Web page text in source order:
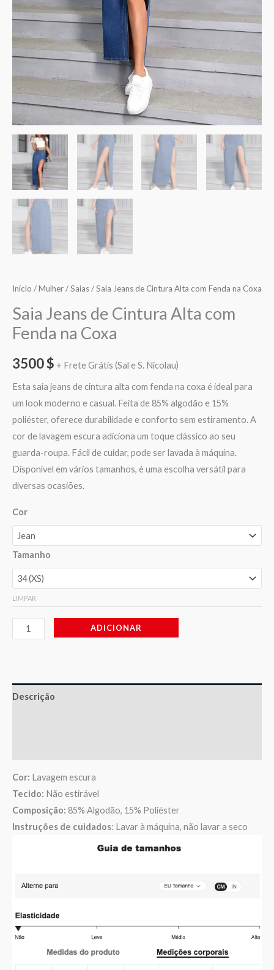
Início /Mulher/Saias/ Saia Jeans de Cintura Alta com Fenda na Coxa
Saia Jeans de Cintura Alta com
Fenda na Coxa
3500$ + Frete Grátis (Sal e S. Nicolau)
Esta saia jeans de cintura alta com fenda na coxa é ideal para
um look moderno e casual. Feita de 85% algodão e 15%
poliéster, oferece durabilidade e conforto sem estiramento. A
cor de lavagem escura adiciona um toque clássico ao seu
guarda-roupa. Fácil de cuidar, pode ser lavada à máquina.
Disponível em vários tamanhos, é uma escolha versátil para
diversas ocasiões.
Cor
Tamanho
LIMPAR
ADICIONAR
Descrição
Cor: Lavagem escura
Tecido: Não estirável
Composição: 85% Algodão, 15% Poliéster
Instruções de cuidados: Lavar à máquina, não lavar a seco